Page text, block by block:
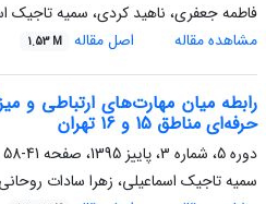
فاطمه جعفری، ناهید کردی، سمیه تاجیک
مشاهده مقاله
اصل مقاله 1.53 M
رابطه میان مهارت‌های ارتباطی و
حرفه‌ای مناطق 15 و 16 تهران
دوره 5، شماره 3، پاییز 1395، صفحه
41-58
سمیه تاجیک اسماعیلی، زهرا سادات روحانی